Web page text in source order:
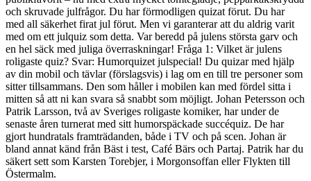
och skruvade julfrågor. Du har förmodligen quizat förut. Du har
med all säkerhet firat jul förut. Men vi garanterar att du aldrig varit
med om ett julquiz som detta. Var beredd på julens största garv och
en hel säck med juliga överraskningar! Fråga 1: Vilket är julens
roligaste quiz? Svar: Humorquizet julspecial! Du quizar med hjälp
av din mobil och tävlar (förslagsvis) i lag om en till tre personer som
sitter tillsammans. Den som håller i mobilen kan med fördel sitta i
mitten så att ni kan svara så snabbt som möjligt. Johan Petersson och
Patrik Larsson, två av Sveriges roligaste komiker, har under de
senaste åren turnerat med sitt humorspäckade succéquiz. De har
gjort hundratals framträdanden, både i TV och på scen. Johan är
bland annat känd från Bäst i test, Café Bärs och Partaj. Patrik har du
säkert sett som Karsten Torebjer, i Morgonsoffan eller Flykten till
Östermalm.